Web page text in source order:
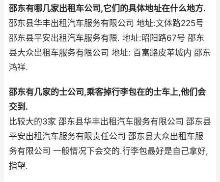
邵东有哪几家出租车公司,它们的具体地址在什么地方.
邵东县华丰出租汽车服务有限公司 地址:文体路225号
邵东县平安出租汽车服务有限. 地址:昭阳路67号 邵东
县大众出租车服务有限公司 地址: 百富路皮革城内 邵东
鸿祥.
邵东有几家的士公司,乘客掉行李包在的士车上,他们会
交到.
比较大的3家 邵东县华丰出租汽车服务有限公司 邵东县
平安出租汽车服务有限责任公司 邵东县大众出租车服
务有限公司 一般情况下会交的.行李包最好是自己拿好,
指望.